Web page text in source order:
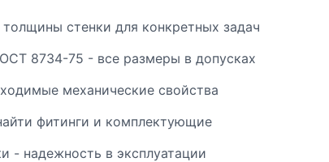
стенки для конкретных задач
8734-75 - все размеры в допусках
механические свойства
фитинги и комплектующие
- надежность в эксплуатации